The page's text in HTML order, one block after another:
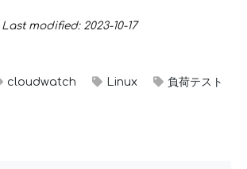
Last modified: 2023-10-17
cloudwatch Linux 負荷テスト